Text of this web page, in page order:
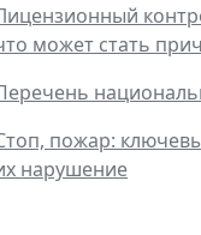
может стать
пожар:
нарушение